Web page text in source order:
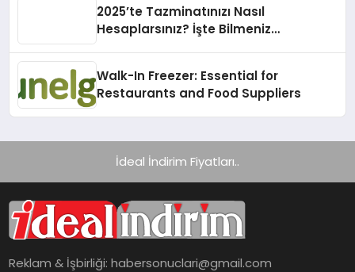
2025’te Tazminatınızı Nasıl
Hesaplarsınız? İşte Bilmeniz
Walk-In Freezer: Essential for
Restaurants and Food Suppliers
İdeal İndirim Fiyatları..
Reklam & İşbirliği:habersonuclari@gmail.com